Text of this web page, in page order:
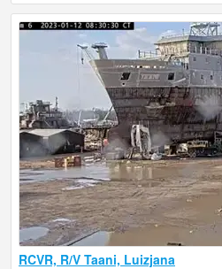
RCVR, R/V Taani, Luizjana